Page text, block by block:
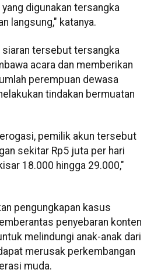
digunakan tersangka
langsung," katanya.
siaran tersebut tersangka
acara dan memberikan
perempuan dewasa
tindakan bermuatan
pemilik akun tersebut
sekitar Rp5 juta per hari
18.000 hingga 29.000,"
pengungkapan kasus
penyebaran konten
melindungi anak-anak dari
merusak perkembangan
muda.